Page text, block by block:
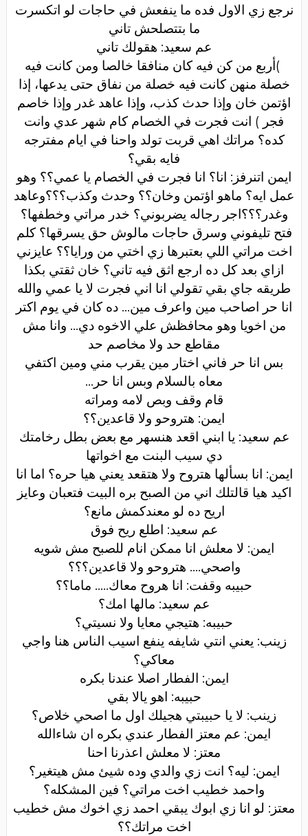
نرجع زي الاول فده ما ينفعش في حاجات لو اتكسرت
ما بتتصلحش تاني
عم سعيد: هقولك تاني
(أربع من كن فيه كان منافقا خالصا ومن كانت فيه
خصلة منهن كانت فيه خصلة من نفاق حتى يدعها، إذا
اؤتمن خان وإذا حدث كذب، وإذا عاهد غدر وإذا خاصم
فجر ) انت فجرت في الخصام كام شهر عدي وانت
كده؟ مراتك اهي قربت تولد واحنا في ايام مفترجه
فايه بقي؟
ايمن اتنرفز: انا؟ انا فجرت في الخصام يا عمي؟؟ وهو
عمل ايه؟ ماهو اؤتمن وخان؟؟ وحدث وكذب؟؟؟وعاهد
وغدر؟؟؟اجر رجاله يضربوني؟ خدر مراتي وخطفها؟
فتح تليفوني وسرق حاجات مالوش حق يسرقها؟ كلم
اخت مراتي اللي بعتبرها زي اختي من ورايا؟؟ عايزني
ازاي بعد كل ده ارجع اثق فيه تاني؟ خان ثقتي بكذا
طريقه جاي بقي تقولي انا اني فجرت لا يا عمي والله
انا حر اصاحب مين واعرف مين... ده كان في يوم اكتر
من اخويا وهو محافظش علي الاخوه دي... وانا مش
مقاطع حد ولا مخاصم حد
بس انا حر فاني اختار مين يقرب مني ومين اكتفي
معاه بالسلام وبس انا حر ...
قام وقف وبص لامه ومراته
ايمن: هتروحو ولا قاعدين؟؟
عم سعيد: يا ابني اقعد هنسهر مع بعض بطل رخامتك
دي سيب البنت مع اخواتها
ايمن: انا بسألها هتروح ولا هتقعد يعني هيا حره؟ اما انا
اكيد هيا قالتلك اني من الصبح بره البيت فتعبان وعايز
اريح ده لو معندكمش مانع؟
عم سعيد: اطلع ريح فوق
ايمن: لا معلش انا ممكن انام للصبح مش شويه
واصحي.... هتروحو ولا قاعدين؟؟؟
حبيبه وقفت: انا هروح معاك..... ماما؟؟
عم سعيد: مالها امك؟
حبيبه: هتيجي معايا ولا نسيتي؟
زينب: يعني انتي شايفه ينفع اسيب الناس هنا واجي
معاكي؟
ايمن: الفطار اصلا عندنا بكره
حبيبه: اهو يالا بقي
زينب: لا يا حبيبتي هجيلك اول ما اصحي خلاص؟
ايمن: عم معتز الفطار عندي بكره ان شاءالله
معتز: لا معلش اعذرنا احنا
ايمن: ليه؟ انت زي والدي وده شيئ مش هيتغير؟
واحمد خطيب اخت مراتي؟ فين المشكله؟
معتز: لو انا زي ابوك يبقي احمد زي اخوك مش خطيب
اخت مراتك؟؟